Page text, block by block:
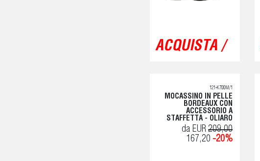
ACQUISTA /
121-K700M/1
MOCASSINO IN PELLE
BORDEAUX CON
ACCESSORIO A
STAFFETTA - OLIARO
da EUR209,00
167,20 -20%